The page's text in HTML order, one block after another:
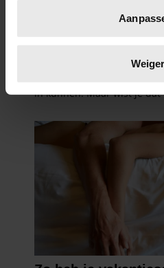
scannen op specifieke
verwerkt en stel uw
intrekken in de
We gebruiken cookies om
personaliseren, om functies
en om ons websiteverkeer te
informatie over uw gebruik
partners voor social media,
partners kunnen deze
verzameld op basis van uw
gaat akkoord met onze